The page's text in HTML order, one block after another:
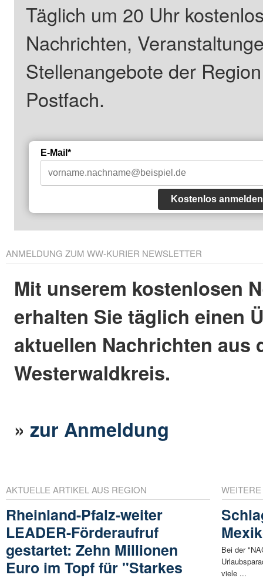
Täglich um 20 Uhr
Nachrichten,
Stellenangebote der
Postfach.
E-Mail*
Kostenlos anmelden
ANMELDUNG ZUM WW-KURIER NEWSLETTER
Mit unserem kostenlosen
erhalten Sie täglich einen
aktuellen Nachrichten aus
Westerwaldkreis.
»zur Anmeldung
AKTUELLE ARTIKEL AUS REGION
Rheinland-Pfalz-weiter
LEADER-Förderaufruf
gestartet: Zehn Millionen
Euro im Topf für "Starkes
Bei der
viele ...